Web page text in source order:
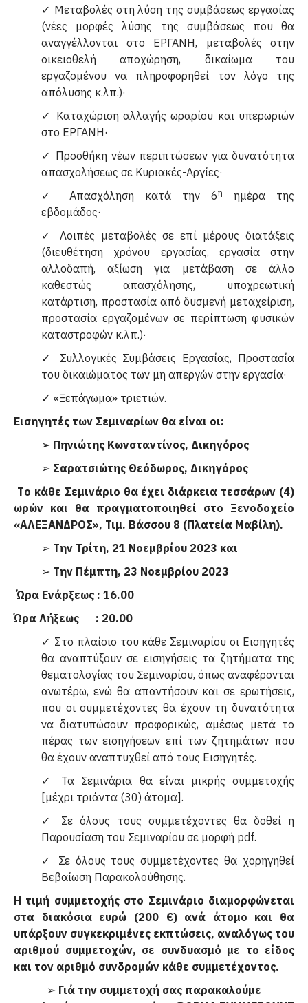
✓ Μεταβολές στη λύση της συμβάσεως εργασίας
(νέες μορφές λύσης της συμβάσεως που θα
αναγγέλλονται στο ΕΡΓΑΝΗ, μεταβολές στην
οικειοθελή αποχώρηση, δικαίωμα του
εργαζομένου να πληροφορηθεί τον λόγο της
απόλυσης κ.λπ.)·
✓ Καταχώριση αλλαγής ωραρίου και υπερωριών
στο ΕΡΓΑΝΗ·
✓ Προσθήκη νέων περιπτώσεων για δυνατότητα
απασχολήσεως σε Κυριακές-Αργίες·
✓ Απασχόληση κατά την 6η
ημέρα της
εβδομάδος·
✓ Λοιπές μεταβολές σε επί μέρους διατάξεις
(διευθέτηση χρόνου εργασίας, εργασία στην
αλλοδαπή, αξίωση για μετάβαση σε άλλο
καθεστώς απασχόλησης, υποχρεωτική
κατάρτιση, προστασία από δυσμενή μεταχείριση,
προστασία εργαζομένων σε περίπτωση φυσικών
καταστροφών κ.λπ.)·
✓ Συλλογικές Συμβάσεις Εργασίας, Προστασία
του δικαιώματος των μη απεργών στην εργασία·
✓ «Ξεπάγωμα» τριετιών.
Εισηγητές των Σεμιναρίων θα είναι οι:
➢ Πηνιώτης Κωνσταντίνος, Δικηγόρος
➢ Σαρατσιώτης Θεόδωρος, Δικηγόρος
Τo κάθε Σεμινάριο θα έχει διάρκεια τεσσάρων (4)
ωρών και θα πραγματοποιηθεί στο Ξενοδοχείο
«ΑΛΕΞΑΝΔΡΟΣ», Τιμ. Βάσσου 8 (Πλατεία Μαβίλη).
➢ Την Τρίτη, 21 Νοεμβρίου 2023 και
➢ Την Πέμπτη, 23 Νοεμβρίου 2023
Ώρα Ενάρξεως : 16.00
Ώρα Λήξεως : 20.00
✓ Στο πλαίσιο του κάθε Σεμιναρίου οι Εισηγητές
θα αναπτύξουν σε εισηγήσεις τα ζητήματα της
θεματολογίας του Σεμιναρίου, όπως αναφέρονται
ανωτέρω, ενώ θα απαντήσουν και σε ερωτήσεις,
που οι συμμετέχοντες θα έχουν τη δυνατότητα
να διατυπώσουν προφορικώς, αμέσως μετά το
πέρας των εισηγήσεων επί των ζητημάτων που
θα έχουν αναπτυχθεί από τους Εισηγητές.
✓ Τα Σεμινάρια θα είναι μικρής συμμετοχής
[μέχρι τριάντα (30) άτομα].
✓ Σε όλους τους συμμετέχοντες θα δοθεί η
Παρουσίαση του Σεμιναρίου σε μορφή pdf.
✓ Σε όλους τους συμμετέχοντες θα χορηγηθεί
Βεβαίωση Παρακολούθησης.
Η τιμή συμμετοχής στο Σεμινάριο διαμορφώνεται
στα διακόσια ευρώ (200 €) ανά άτομο και θα
υπάρξουν συγκεκριμένες εκπτώσεις, αναλόγως του
αριθμού συμμετοχών, σε συνδυασμό με το είδος
και τον αριθμό συνδρομών κάθε συμμετέχοντος.
➢ Γιά την συμμετοχή σας παρακαλούμε